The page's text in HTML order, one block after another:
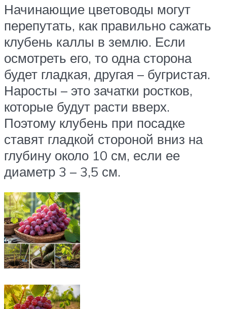
Начинающие цветоводы могут
перепутать, как правильно сажать
клубень каллы в землю. Если
осмотреть его, то одна сторона
будет гладкая, другая – бугристая.
Наросты – это зачатки ростков,
которые будут расти вверх.
Поэтому клубень при посадке
ставят гладкой стороной вниз на
глубину около 10 см, если ее
диаметр 3 – 3,5 см.